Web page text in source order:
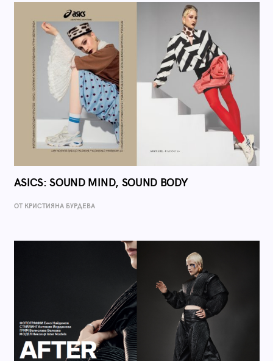
ASICS: SOUND MIND, SOUND BODY
ОТ КРИСТИЯНА БУРДЕВА